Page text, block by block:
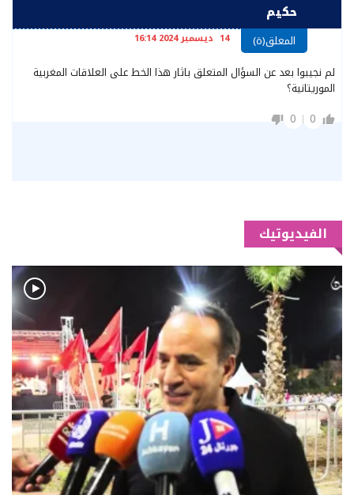
حكيم
المعلق(ة) 14 ديسمبر 2024 16:14
لم نجيبوا بعد عن السؤال المتعلق باثار هذا الخط على العلاقات المغربية
الموريتانية؟
0
0
الفيديوتيك